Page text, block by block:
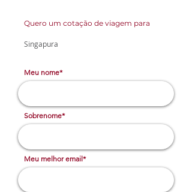
Quero um cotação de viagem para
Singapura
Meu nome*
Sobrenome*
Meu melhor email*